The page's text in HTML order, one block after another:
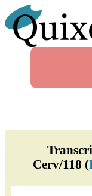
Cerv/118 (